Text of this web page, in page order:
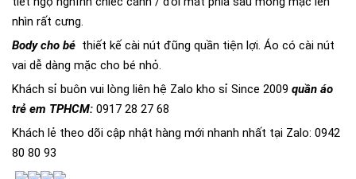
nhìn rất cưng.
Body cho bé thiết kế cài nút đũng quần tiện lợi. Áo có cài nút
vai dễ dàng mặc cho bé nhỏ.
Khách sỉ buôn vui lòng liên hệ Zalo kho sỉ Since 2009 quần áo
trẻ em TPHCM: 0917 28 27 68
Khách lẻ theo dõi cập nhật hàng mới nhanh nhất tại Zalo: 0942
80 80 93